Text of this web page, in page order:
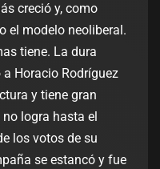
creció y, como
el modelo neoliberal.
tiene. La dura
Horacio Rodríguez
y tiene gran
logra hasta el
los votos de su
se estancó y fue